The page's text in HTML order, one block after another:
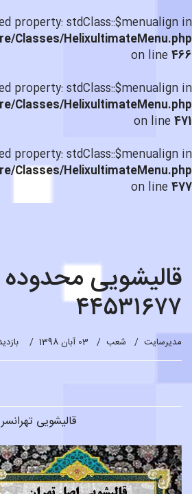
property: stdClass::$menualign in
Classes/HelixultimateMenu.php
on line466
property: stdClass::$menualign in
Classes/HelixultimateMenu.php
on line471
property: stdClass::$menualign in
Classes/HelixultimateMenu.php
on line477
قالیشویی محدوده
۴۴۵۳۱۶۷۷
مدیرسایت شعب 03 آبان 1398 بازدید:
قالیشویی تهرانسر